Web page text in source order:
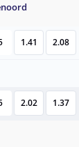
1.41 2.08
2.02 1.37